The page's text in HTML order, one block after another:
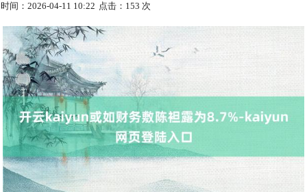
时间：2026-04-11 10:22 点击：153 次